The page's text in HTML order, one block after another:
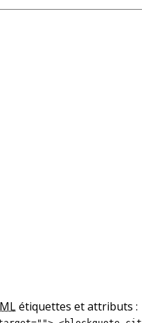
étiquettes et attributs :